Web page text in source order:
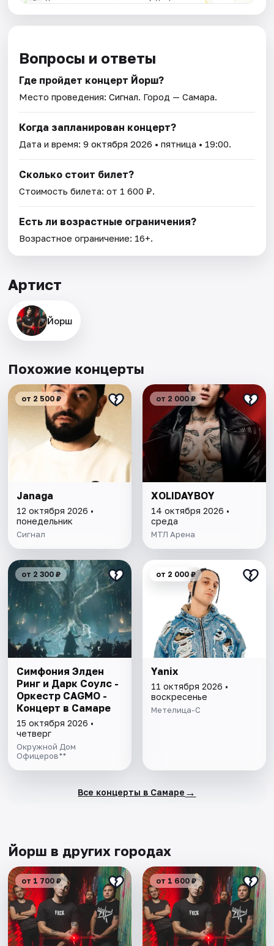
Вопросы и ответы
Где пройдет концерт Йорш?
Место проведения:Сигнал. Город — Самара.
Когда запланирован концерт?
Дата и время:9 октября 2026 • пятница • 19:00.
Сколько стоит билет?
Стоимость билета: от 1 600 ₽.
Есть ли возрастные ограничения?
Возрастное ограничение: 16+.
Артист
Йорш
Похожие концерты
от 2 500 ₽
Janaga
12 октября 2026 •
понедельник
Сигнал
от 2 000 ₽
XOLIDAYBOY
14 октября 2026 •
среда
МТЛ Арена
от 2 300 ₽
Симфония Элден
Ринг и Дарк Соулс -
Оркестр CAGMO -
Концерт в Самаре
15 октября 2026 •
четверг
Окружной Дом
Офицеров**
от 2 000 ₽
Yanix
11 октября 2026 •
воскресенье
Метелица-С
Все концерты в Самаре →
Йорш в других городах
от 1 700 ₽ от 1 600 ₽